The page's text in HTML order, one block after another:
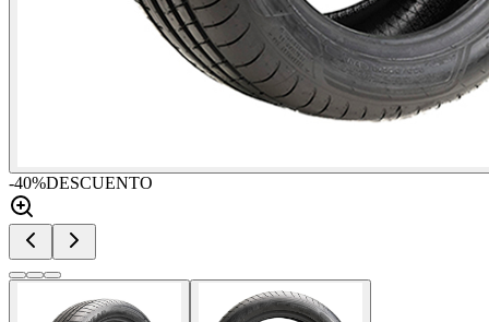
-40%DESCUENTO